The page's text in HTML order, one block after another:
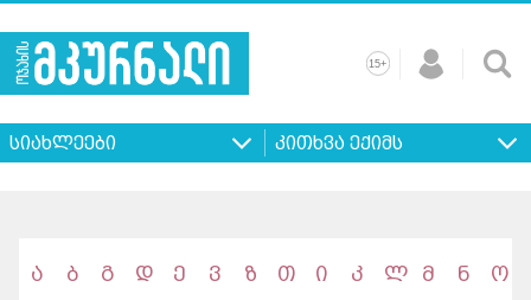
შესახებ ხშირად
კითხვები
15+
სიახლეები კითხვა ექიმს
ა ბ გ დ ე ვ ზ თ ი კ ლ მ ნ ო